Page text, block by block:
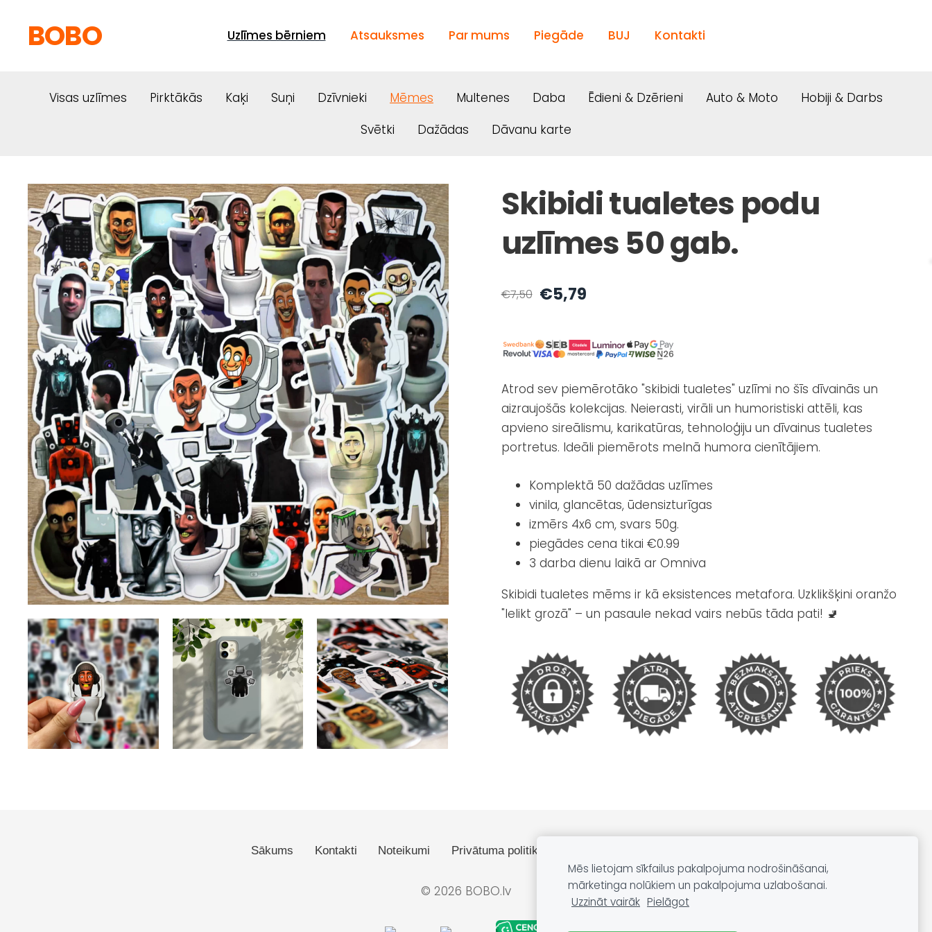
BOBO Uzlīmes bērniem Atsauksmes Par mums Piegāde BUJ Kontakti
Visas uzlīmes Pirktākās Kaķi Suņi Dzīvnieki Mēmes Multenes Daba Ēdieni & Dzērieni Auto & Moto
Hobiji & Darbs
Svētki
Dažādas Dāvanu karte
Skibidi tualetes podu
uzlīmes 50 gab.
€7,50 €5,79
Atrod sev piemērotāko "skibidi tualetes" uzlīmi no šīs dīvainās un
aizraujošās kolekcijas. Neierasti, virāli un humoristiski attēli, kas
apvieno sireālismu, karikatūras, tehnoloģiju un dīvainus tualetes
portretus. Ideāli piemērots melnā humora cienītājiem.
Komplektā 50 dažādas uzlīmes
vinila, glancētas, ūdensizturīgas
izmērs 4x6 cm, svars 50g.
piegādes cena tikai €0.99
3 darba dienu laikā ar Omniva
Skibidi tualetes mēms ir kā eksistences metafora. Uzklikšķini oranžo
"Ielikt grozā" – un pasaule nekad vairs nebūs tāda pati! 🚽
Sākums Kontakti Noteikumi Privātuma politika
© 2026 BOBO.lv
Mēs lietojam sīkfailus pakalpojuma nodrošināšanai,
mārketinga nolūkiem un pakalpojuma uzlabošanai.
Uzzināt vairāk Pielāgot